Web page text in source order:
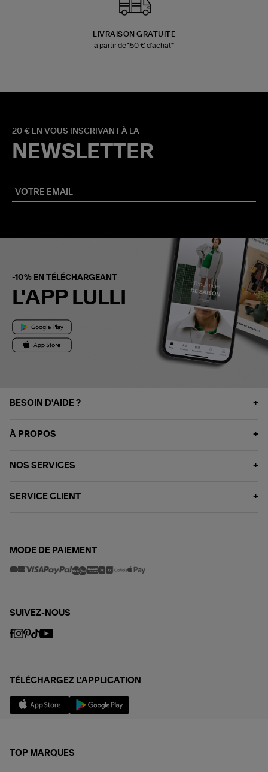
LIVRAISON GRATUITE
à partir de 150 € d'achat*
20 € EN VOUS INSCRIVANT À LA
NEWSLETTER
-10% EN TÉLÉCHARGEANT
L'APP LULLI
BESOIN D'AIDE ?
À PROPOS
NOS SERVICES
SERVICE CLIENT
MODE DE PAIEMENT
SUIVEZ-NOUS
TÉLÉCHARGEZ L'APPLICATION
TOP MARQUES